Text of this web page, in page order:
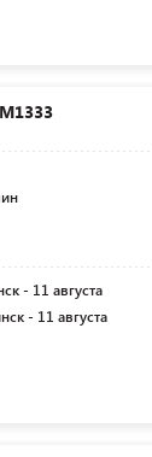
- 11 августа
- 11 августа